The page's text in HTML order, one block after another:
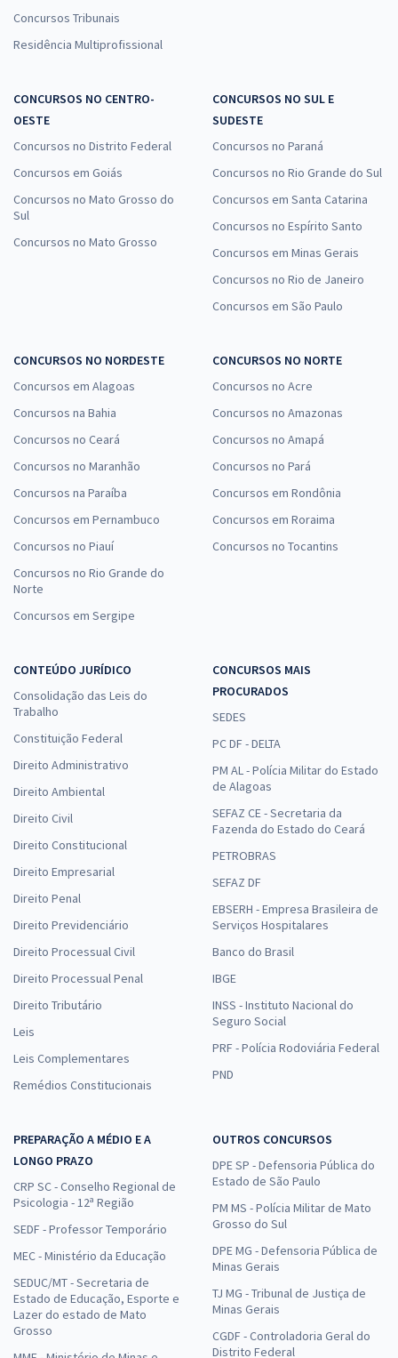
Concursos Tribunais
Residência Multiprofissional
CONCURSOS NO CENTRO-
OESTE
Concursos no Distrito Federal
Concursos em Goiás
Concursos no Mato Grosso do
Sul
Concursos no Mato Grosso
CONCURSOS NO SUL E
SUDESTE
Concursos no Paraná
Concursos no Rio Grande do Sul
Concursos em Santa Catarina
Concursos no Espírito Santo
Concursos em Minas Gerais
Concursos no Rio de Janeiro
Concursos em São Paulo
CONCURSOS NO NORDESTE
Concursos em Alagoas
Concursos na Bahia
Concursos no Ceará
Concursos no Maranhão
Concursos na Paraíba
Concursos em Pernambuco
Concursos no Piauí
Concursos no Rio Grande do
Norte
Concursos em Sergipe
CONCURSOS NO NORTE
Concursos no Acre
Concursos no Amazonas
Concursos no Amapá
Concursos no Pará
Concursos em Rondônia
Concursos em Roraima
Concursos no Tocantins
CONTEÚDO JURÍDICO
Consolidação das Leis do
Trabalho
Constituição Federal
Direito Administrativo
Direito Ambiental
Direito Civil
Direito Constitucional
Direito Empresarial
Direito Penal
Direito Previdenciário
Direito Processual Civil
Direito Processual Penal
Direito Tributário
Leis
Leis Complementares
Remédios Constitucionais
CONCURSOS MAIS
PROCURADOS
SEDES
PC DF - DELTA
PM AL - Polícia Militar do Estado
de Alagoas
SEFAZ CE - Secretaria da
Fazenda do Estado do Ceará
PETROBRAS
SEFAZ DF
EBSERH - Empresa Brasileira de
Serviços Hospitalares
Banco do Brasil
IBGE
INSS - Instituto Nacional do
Seguro Social
PRF - Polícia Rodoviária Federal
PND
PREPARAÇÃO A MÉDIO E A
LONGO PRAZO
CRP SC - Conselho Regional de
Psicologia - 12ª Região
SEDF - Professor Temporário
MEC - Ministério da Educação
SEDUC/MT - Secretaria de
Estado de Educação, Esporte e
Lazer do estado de Mato
Grosso
OUTROS CONCURSOS
DPE SP - Defensoria Pública do
Estado de São Paulo
PM MS - Polícia Militar de Mato
Grosso do Sul
DPE MG - Defensoria Pública de
Minas Gerais
TJ MG - Tribunal de Justiça de
Minas Gerais
CGDF - Controladoria Geral do
Distrito Federal